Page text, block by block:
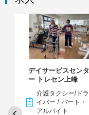
デイサービスセンタ
ー トレセン上峰
介護タクシー/ドラ
イバー / パート・
アルバイト